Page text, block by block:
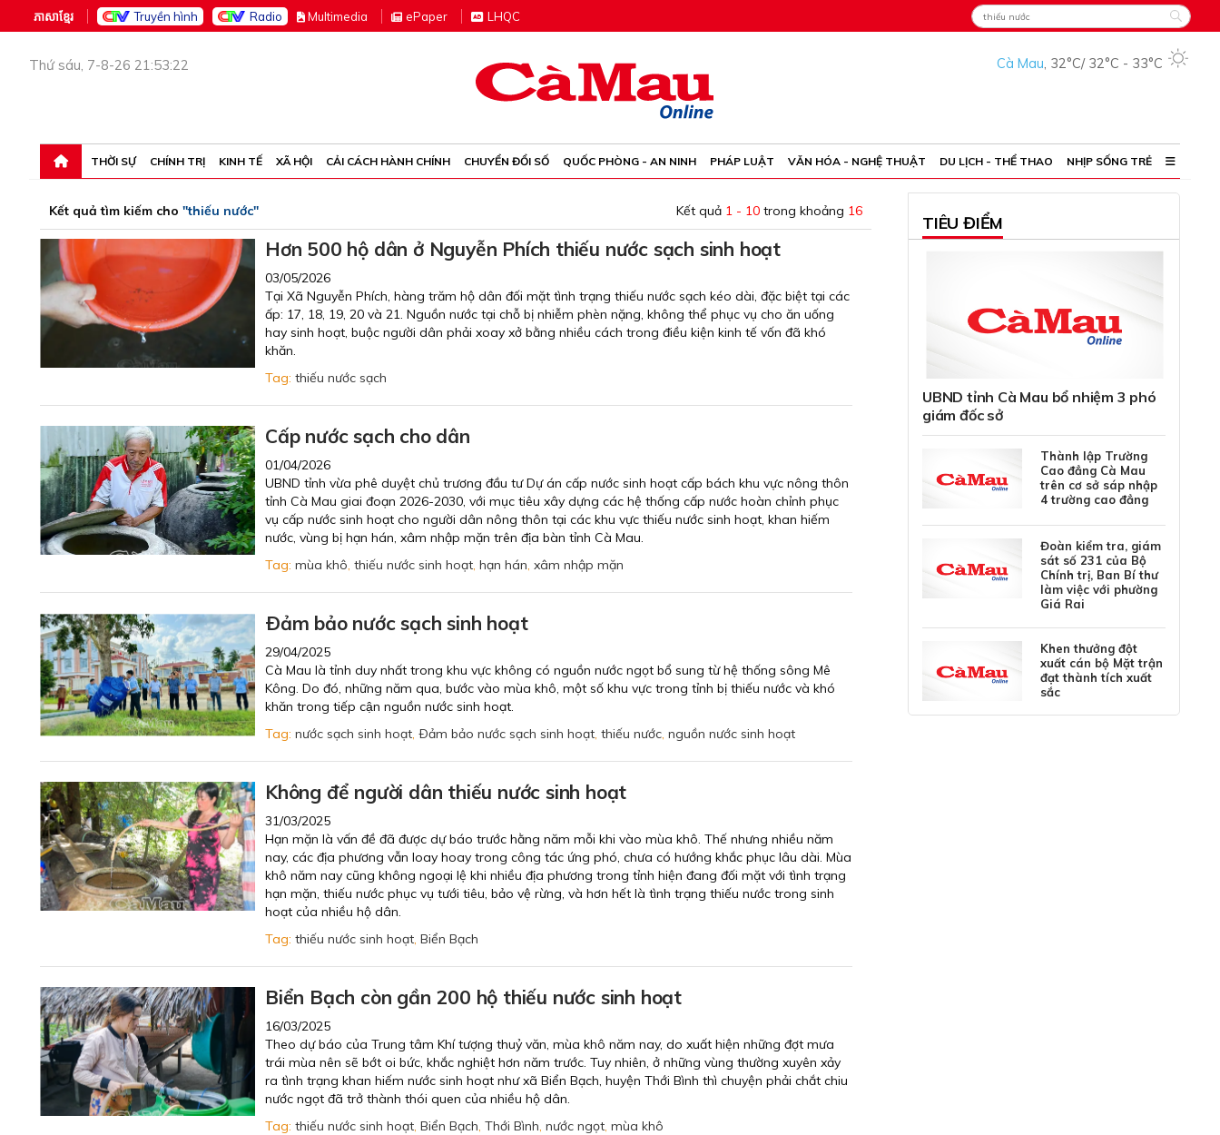
ភាសាខ្មែរ Truyền hình Radio Multimedia ePaper LHQC
Thứ sáu, 7-8-26 21:53:22 Cà Mau, 32°C/ 32°C - 33°C
THỜI SỰ CHÍNH TRỊ KINH TẾ XÃ HỘI CẢI CÁCH HÀNH CHÍNH CHUYỂN ĐỔI SỐ QUỐC PHÒNG - AN NINH PHÁP LUẬT VĂN HÓA - NGHỆ THUẬT DU LỊCH - THỂ THAO NHỊP SỐNG TRẺ
Kết quả tìm kiếm cho "thiếu nước" Kết quả 1 - 10 trong khoảng 16
Hơn 500 hộ dân ở Nguyễn Phích thiếu nước sạch sinh hoạt
03/05/2026
Tại Xã Nguyễn Phích, hàng trăm hộ dân đối mặt tình trạng thiếu nước sạch kéo dài, đặc biệt tại các
ấp: 17, 18, 19, 20 và 21. Nguồn nước tại chỗ bị nhiễm phèn nặng, không thể phục vụ cho ăn uống
hay sinh hoạt, buộc người dân phải xoay xở bằng nhiều cách trong điều kiện kinh tế vốn đã khó
khăn.
Tag: thiếu nước sạch
Cấp nước sạch cho dân
01/04/2026
UBND tỉnh vừa phê duyệt chủ trương đầu tư Dự án cấp nước sinh hoạt cấp bách khu vực nông thôn
tỉnh Cà Mau giai đoạn 2026-2030, với mục tiêu xây dựng các hệ thống cấp nước hoàn chỉnh phục
vụ cấp nước sinh hoạt cho người dân nông thôn tại các khu vực thiếu nước sinh hoạt, khan hiếm
nước, vùng bị hạn hán, xâm nhập mặn trên địa bàn tỉnh Cà Mau.
Tag: mùa khô, thiếu nước sinh hoạt, hạn hán, xâm nhập mặn
Ðảm bảo nước sạch sinh hoạt
29/04/2025
Cà Mau là tỉnh duy nhất trong khu vực không có nguồn nước ngọt bổ sung từ hệ thống sông Mê
Kông. Do đó, những năm qua, bước vào mùa khô, một số khu vực trong tỉnh bị thiếu nước và khó
khăn trong tiếp cận nguồn nước sinh hoạt.
Tag: nước sạch sinh hoạt, Ðảm bảo nước sạch sinh hoạt, thiếu nước, nguồn nước sinh hoạt
Không để người dân thiếu nước sinh hoạt
31/03/2025
Hạn mặn là vấn đề đã được dự báo trước hằng năm mỗi khi vào mùa khô. Thế nhưng nhiều năm
nay, các địa phương vẫn loay hoay trong công tác ứng phó, chưa có hướng khắc phục lâu dài. Mùa
khô năm nay cũng không ngoại lệ khi nhiều địa phương trong tỉnh hiện đang đối mặt với tình trạng
hạn mặn, thiếu nước phục vụ tưới tiêu, bảo vệ rừng, và hơn hết là tình trạng thiếu nước trong sinh
hoạt của nhiều hộ dân.
Tag: thiếu nước sinh hoạt, Biển Bạch
Biển Bạch còn gần 200 hộ thiếu nước sinh hoạt
16/03/2025
Theo dự báo của Trung tâm Khí tượng thuỷ văn, mùa khô năm nay, do xuất hiện những đợt mưa
trái mùa nên sẽ bớt oi bức, khắc nghiệt hơn năm trước. Tuy nhiên, ở những vùng thường xuyên xảy
ra tình trạng khan hiếm nước sinh hoạt như xã Biển Bạch, huyện Thới Bình thì chuyện phải chắt chiu
nước ngọt đã trở thành thói quen của nhiều hộ dân.
Tag: thiếu nước sinh hoạt, Biển Bạch, Thới Bình, nước ngọt, mùa khô
TIÊU ĐIỂM
UBND tỉnh Cà Mau bổ nhiệm 3 phó
giám đốc sở
Thành lập Trường
Cao đẳng Cà Mau
trên cơ sở sáp nhập
4 trường cao đẳng
Đoàn kiểm tra, giám
sát số 231 của Bộ
Chính trị, Ban Bí thư
làm việc với phường
Giá Rai
Khen thưởng đột
xuất cán bộ Mặt trận
đạt thành tích xuất
sắc